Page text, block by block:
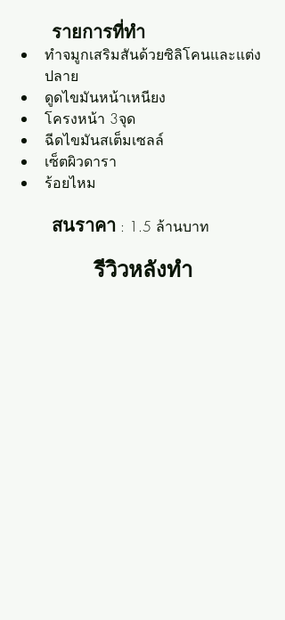
รายการที่ทำ
ทำจมูกเสริมสันด้วยซิลิโคนและแต่ง
ปลาย
ดูดไขมันหน้าเหนียง
โครงหน้า 3จุด
ฉีดไขมันสเต็มเซลล์
เซ็ตผิวดารา
ร้อยไหม
สนราคา : 1.5 ล้านบาท
รีวิวหลังทำ